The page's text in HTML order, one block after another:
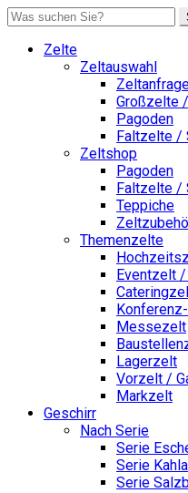
Zelte
Zeltauswahl
Großzelte
Pagoden
Faltzelte /
Zeltshop
Pagoden
Faltzelte /
Teppiche
Themenzelte
Eventzelt
Messezelt
Lagerzelt
Vorzelt /
Markzelt
Geschirr
Nach Serie
Serie
Serie Kahla
Serie